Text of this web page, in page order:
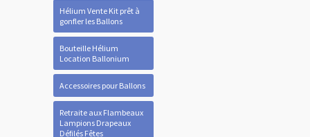
Hélium Vente Kit prêt à
gonfler les Ballons
Bouteille Hélium
Location Ballonium
Accessoires pour Ballons
Retraite aux Flambeaux
Lampions Drapeaux
Défilés Fêtes